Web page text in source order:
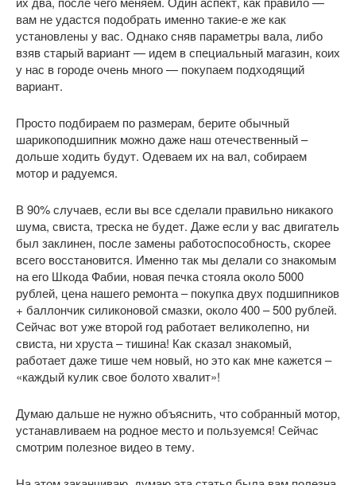
вам не удастся подобрать именно такие-е же как
установлены у вас. Однако сняв параметры вала, либо
взяв старый вариант — идем в специальный магазин, коих
у нас в городе очень много — покупаем подходящий
вариант.
Просто подбираем по размерам, берите обычный
шарикоподшипник можно даже наш отечественный –
дольше ходить будут. Одеваем их на вал, собираем
мотор и радуемся.
В 90% случаев, если вы все сделали правильно никакого
шума, свиста, треска не будет. Даже если у вас двигатель
был заклинен, после замены работоспособность, скорее
всего восстановится. Именно так мы делали со знакомым
на его Шкода Фабии, новая печка стояла около 5000
рублей, цена нашего ремонта – покупка двух подшипников
+ баллончик силиконовой смазки, около 400 – 500 рублей.
Сейчас вот уже второй год работает великолепно, ни
свиста, ни хруста – тишина! Как сказал знакомый,
работает даже тише чем новый, но это как мне кажется –
«каждый кулик свое болото хвалит»!
Думаю дальше не нужно объяснить, что собранный мотор,
устанавливаем на родное место и пользуемся! Сейчас
смотрим полезное видео в тему.